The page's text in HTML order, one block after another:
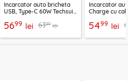
Incarcator auto bricheta
USB, Type-C 60W Techsuit
5699 lei 6399 lei
Incarcator
Charge cu
5499 lei